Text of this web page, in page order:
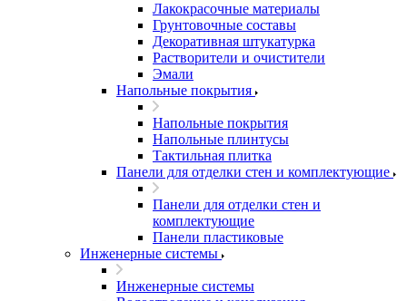
Лакокрасочные материалы
Грунтовочные составы
Декоративная штукатурка
Растворители и очистители
Эмали
Напольные покрытия
Напольные покрытия
Напольные плинтусы
Тактильная плитка
Панели для отделки стен и комплектующие
Панели для отделки стен и
комплектующие
Панели пластиковые
Инженерные системы
Инженерные системы